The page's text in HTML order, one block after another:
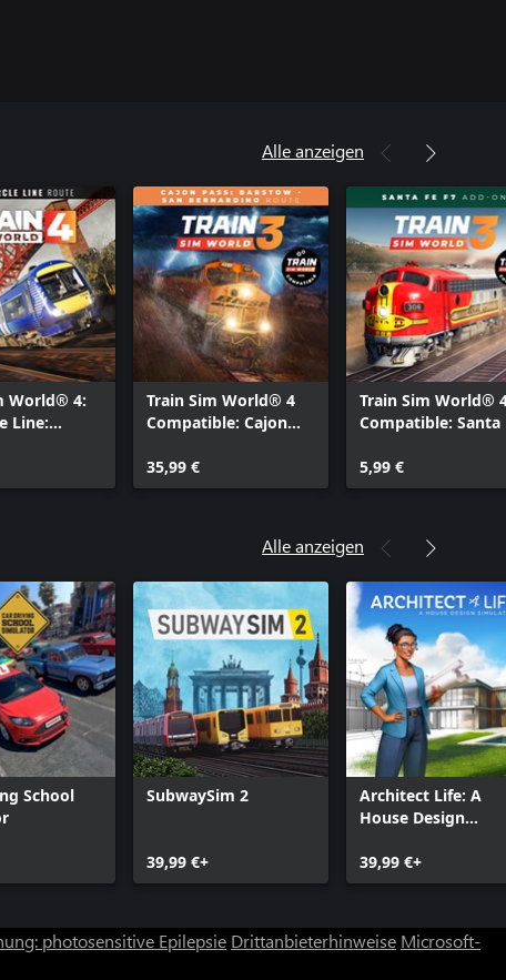
Alle anzeigen
World® 4:
Line:
&
Train Sim World® 4
Compatible: Cajon
Bernardino
35,99 €
Train Sim World®
Compatible: Santa
5,99 €
Alle anzeigen
School
SubwaySim 2
39,99 €+
Architect Life: A
House Design
39,99 €+
photosensitive Epilepsie Drittanbieterhinweise Microsoft-